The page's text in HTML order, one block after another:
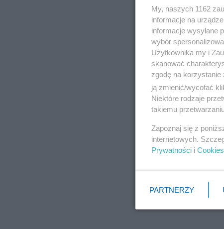
My, naszych 1162
informacje na
informacje wysyłane
wybór
Użytkownika my i
skanować
zgodę na korzystanie
ją zmienić/wycofać
Niektóre rodzaje
takiemu
Zapoznaj się z
internetowych.
Prywatności i Cookies
PARTNERZY